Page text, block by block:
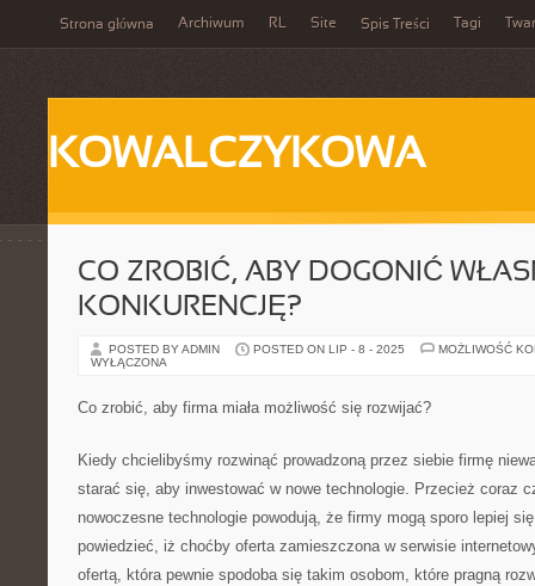
Strona główna Archiwum RL Site Spis Treści Tagi
KOWALCZYKOWA
CO ZROBIĆ, ABY DOGONIĆ
KONKURENCJĘ?
POSTED BY ADMIN POSTED ON LIP - 8 - 2025
MOŻLIWOŚĆ
WYŁĄCZONA
Co zrobić, aby firma miała możliwość się rozwijać?
Kiedy chcielibyśmy rozwinąć prowadzoną przez siebie firmę
starać się, aby inwestować w nowe technologie. Przecież coraz
nowoczesne technologie powodują, że firmy mogą sporo lepiej
powiedzieć, iż choćby oferta zamieszczona w serwisie
ofertą, która pewnie spodoba się takim osobom, które pragną